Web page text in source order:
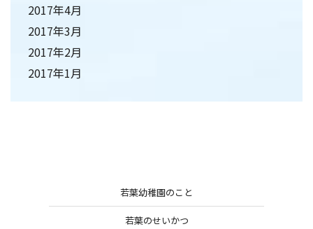
2017年4月
2017年3月
2017年2月
2017年1月
若葉幼稚園のこと
若葉のせいかつ